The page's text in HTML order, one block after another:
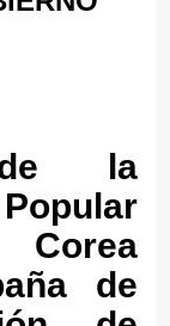
la
de